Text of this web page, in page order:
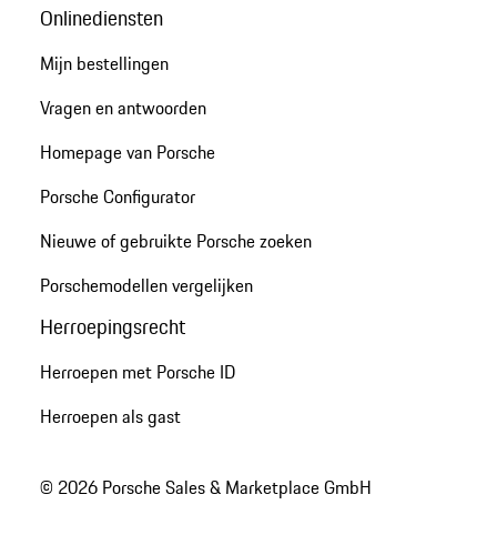
Onlinediensten
Mijn bestellingen
Vragen en antwoorden
Homepage van Porsche
Porsche Configurator
Nieuwe of gebruikte Porsche zoeken
Porschemodellen vergelijken
Herroepingsrecht
Herroepen met Porsche ID
Herroepen als gast
© 2026 Porsche Sales & Marketplace GmbH